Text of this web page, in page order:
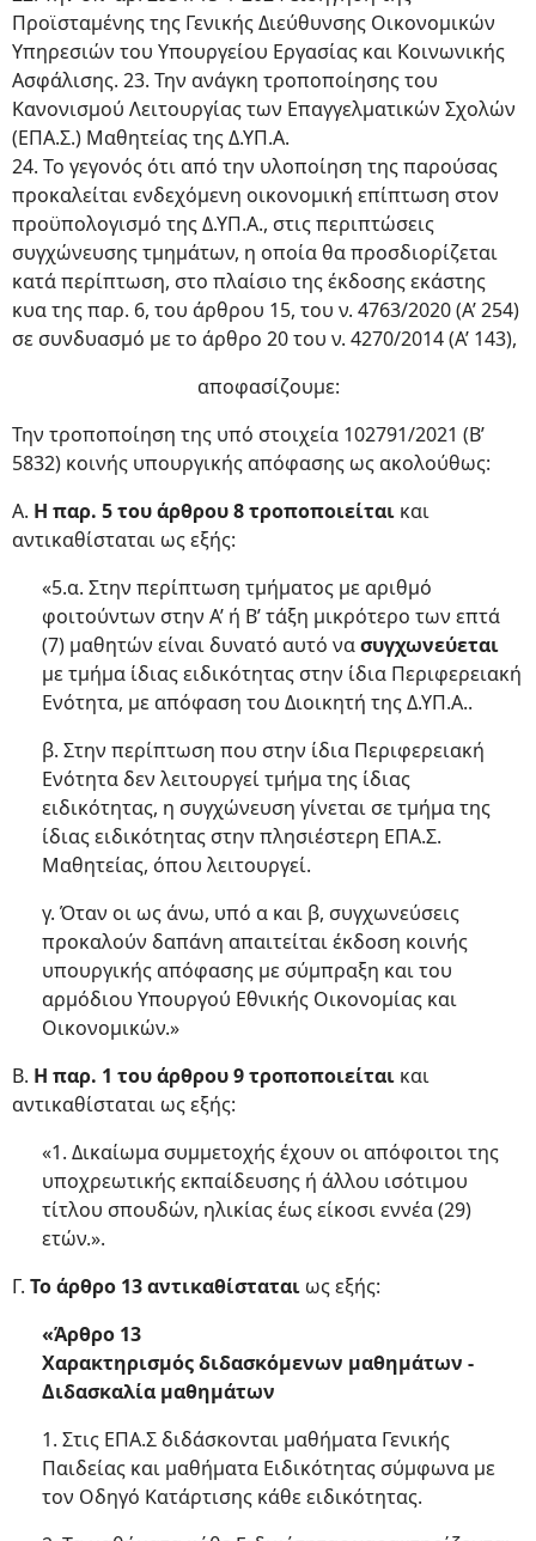
Προϊσταμένης της Γενικής Διεύθυνσης Οικονομικών
Υπηρεσιών του Υπουργείου Εργασίας και Κοινωνικής
Ασφάλισης. 23. Την ανάγκη τροποποίησης του
Κανονισμού Λειτουργίας των Επαγγελματικών Σχολών
(ΕΠΑ.Σ.) Μαθητείας της Δ.ΥΠ.Α.
24. Το γεγονός ότι από την υλοποίηση της παρούσας
προκαλείται ενδεχόμενη οικονομική επίπτωση στον
προϋπολογισμό της Δ.ΥΠ.Α., στις περιπτώσεις
συγχώνευσης τμημάτων, η οποία θα προσδιορίζεται
κατά περίπτωση, στο πλαίσιο της έκδοσης εκάστης
κυα της παρ. 6, του άρθρου 15, του ν. 4763/2020 (Α’ 254)
σε συνδυασμό με το άρθρο 20 του ν. 4270/2014 (Α’ 143),
αποφασίζουμε:
Την τροποποίηση της υπό στοιχεία 102791/2021 (Β’
5832) κοινής υπουργικής απόφασης ως ακολούθως:
Α. Η παρ. 5 του άρθρου 8 τροποποιείται και
αντικαθίσταται ως εξής:
«5.α. Στην περίπτωση τμήματος με αριθμό
φοιτούντων στην Α’ ή Β’ τάξη μικρότερο των επτά
(7) μαθητών είναι δυνατό αυτό νασυγχωνεύεται
με τμήμα ίδιας ειδικότητας στην ίδια Περιφερειακή
Ενότητα, με απόφαση του Διοικητή της Δ.ΥΠ.Α..
β. Στην περίπτωση που στην ίδια Περιφερειακή
Ενότητα δεν λειτουργεί τμήμα της ίδιας
ειδικότητας, η συγχώνευση γίνεται σε τμήμα της
ίδιας ειδικότητας στην πλησιέστερη ΕΠΑ.Σ.
Μαθητείας, όπου λειτουργεί.
γ. Όταν οι ως άνω, υπό α και β, συγχωνεύσεις
προκαλούν δαπάνη απαιτείται έκδοση κοινής
υπουργικής απόφασης με σύμπραξη και του
αρμόδιου Υπουργού Εθνικής Οικονομίας και
Οικονομικών.»
Β. Η παρ. 1 του άρθρου 9 τροποποιείται και
αντικαθίσταται ως εξής:
«1. Δικαίωμα συμμετοχής έχουν οι απόφοιτοι της
υποχρεωτικής εκπαίδευσης ή άλλου ισότιμου
τίτλου σπουδών, ηλικίας έως είκοσι εννέα (29)
ετών.».
Γ. Το άρθρο 13 αντικαθίσταται ως εξής:
«Άρθρο 13
Χαρακτηρισμός διδασκόμενων μαθημάτων -
Διδασκαλία μαθημάτων
1. Στις ΕΠΑ.Σ διδάσκονται μαθήματα Γενικής
Παιδείας και μαθήματα Ειδικότητας σύμφωνα με
τον Οδηγό Κατάρτισης κάθε ειδικότητας.